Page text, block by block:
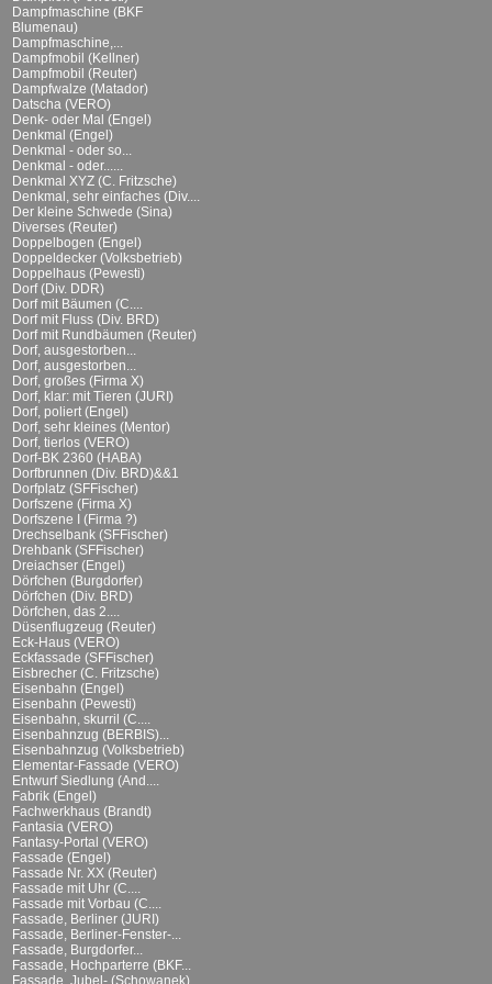
Dampfmaschine (BKF
Blumenau)
Dampfmaschine,...
Dampfmobil (Kellner)
Dampfmobil (Reuter)
Dampfwalze (Matador)
Datscha (VERO)
Denk- oder Mal (Engel)
Denkmal (Engel)
Denkmal - oder so...
Denkmal - oder......
Denkmal XYZ (C. Fritzsche)
Denkmal, sehr einfaches (Div....
Der kleine Schwede (Sina)
Diverses (Reuter)
Doppelbogen (Engel)
Doppeldecker (Volksbetrieb)
Doppelhaus (Pewesti)
Dorf (Div. DDR)
Dorf mit Bäumen (C....
Dorf mit Fluss (Div. BRD)
Dorf mit Rundbäumen (Reuter)
Dorf, ausgestorben...
Dorf, ausgestorben...
Dorf, großes (Firma X)
Dorf, klar: mit Tieren (JURI)
Dorf, poliert (Engel)
Dorf, sehr kleines (Mentor)
Dorf, tierlos (VERO)
Dorf-BK 2360 (HABA)
Dorfbrunnen (Div. BRD)&&1
Dorfplatz (SFFischer)
Dorfszene (Firma X)
Dorfszene I (Firma ?)
Drechselbank (SFFischer)
Drehbank (SFFischer)
Dreiachser (Engel)
Dörfchen (Burgdorfer)
Dörfchen (Div. BRD)
Dörfchen, das 2....
Düsenflugzeug (Reuter)
Eck-Haus (VERO)
Eckfassade (SFFischer)
Eisbrecher (C. Fritzsche)
Eisenbahn (Engel)
Eisenbahn (Pewesti)
Eisenbahn, skurril (C....
Eisenbahnzug (BERBIS)...
Eisenbahnzug (Volksbetrieb)
Elementar-Fassade (VERO)
Entwurf Siedlung (And....
Fabrik (Engel)
Fachwerkhaus (Brandt)
Fantasia (VERO)
Fantasy-Portal (VERO)
Fassade (Engel)
Fassade Nr. XX (Reuter)
Fassade mit Uhr (C....
Fassade mit Vorbau (C....
Fassade, Berliner (JURI)
Fassade, Berliner-Fenster-...
Fassade, Burgdorfer...
Fassade, Hochparterre (BKF...
Fassade, Jubel- (Schowanek)